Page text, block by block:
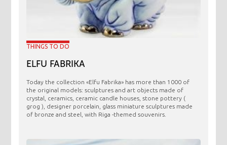
THINGS TO DO
ELFU FABRIKA
Today the collection «Elfu Fabrika» has more than 1000 of
the original models: sculptures and art objects made ​​of
crystal, ceramics, ceramic candle houses, stone pottery (
grog ), designer porcelain, glass miniature sculptures made
of bronze and steel, with Riga -themed souvenirs.